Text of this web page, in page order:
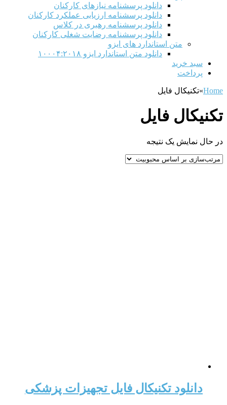
دانلود پرسشنامه نیازهای کارکنان
دانلود پرسشنامه ارزیابی عملکرد کارکنان
دانلود پرسشنامه رهبری در کلاس
دانلود پرسشنامه رضایت شغلی کارکنان
متن استاندارد های ایزو
دانلود متن استاندارد ایزو ۱۰۰۰۴:۲۰۱۸
سبد خرید
پرداخت
Home
»تکنیکال فایل
تکنیکال فایل
در حال نمایش یک نتیجه
دانلود تکنیکال فایل تجهیزات پزشکی